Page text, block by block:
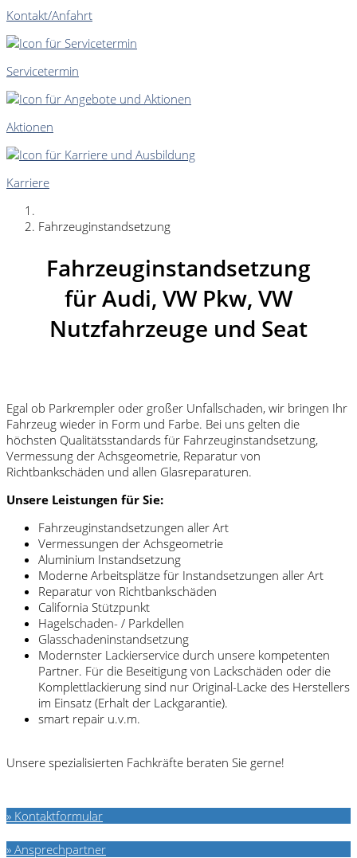
Kontakt/Anfahrt
Servicetermin
Aktionen
Karriere
Fahrzeuginstandsetzung
Fahrzeuginstandsetzung
für Audi, VW Pkw, VW
Nutzfahrzeuge und Seat
Egal ob Parkrempler oder großer Unfallschaden, wir bringen Ihr
Fahrzeug wieder in Form und Farbe. Bei uns gelten die
höchsten Qualitätsstandards für Fahrzeuginstandsetzung,
Vermessung der Achsgeometrie, Reparatur von
Richtbankschäden und allen Glasreparaturen.
Unsere Leistungen für Sie:
Fahrzeuginstandsetzungen aller Art
Vermessungen der Achsgeometrie
Aluminium Instandsetzung
Moderne Arbeitsplätze für Instandsetzungen aller Art
Reparatur von Richtbankschäden
California Stützpunkt
Hagelschaden- / Parkdellen
Glasschadeninstandsetzung
Modernster Lackierservice durch unsere kompetenten
Partner. Für die Beseitigung von Lackschäden oder die
Komplettlackierung sind nur Original-Lacke des Herstellers
im Einsatz (Erhalt der Lackgarantie).
smart repair u.v.m.
Unsere spezialisierten Fachkräfte beraten Sie gerne!
» Kontaktformular
» Ansprechpartner